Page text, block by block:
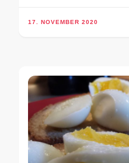
17. NOVEMBER 2020